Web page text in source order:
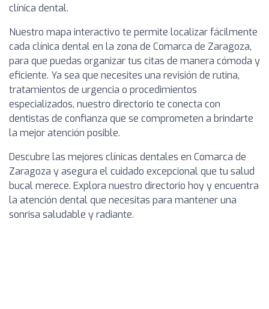
clínica dental.
Nuestro mapa interactivo te permite localizar fácilmente
cada clínica dental en la zona de Comarca de Zaragoza,
para que puedas organizar tus citas de manera cómoda y
eficiente. Ya sea que necesites una revisión de rutina,
tratamientos de urgencia o procedimientos
especializados, nuestro directorio te conecta con
dentistas de confianza que se comprometen a brindarte
la mejor atención posible.
Descubre las mejores clínicas dentales en Comarca de
Zaragoza y asegura el cuidado excepcional que tu salud
bucal merece. Explora nuestro directorio hoy y encuentra
la atención dental que necesitas para mantener una
sonrisa saludable y radiante.